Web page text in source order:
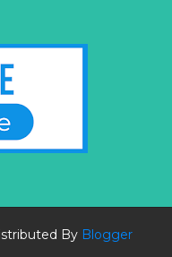
By Blogger